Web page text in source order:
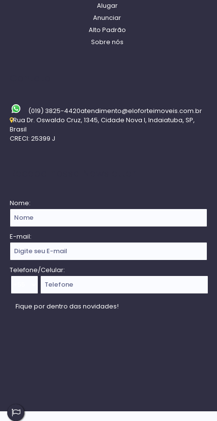
Alugar
Anunciar
Alto Padrão
Sobre nós
(019) 3825-4420atendimento@eloforteimoveis.com.br
Rua Dr. Oswaldo Cruz, 1345, Cidade Nova I, Indaiatuba, SP,
Brasil
CRECI: 25399 J
Nome:
E-mail:
Telefone/Celular: